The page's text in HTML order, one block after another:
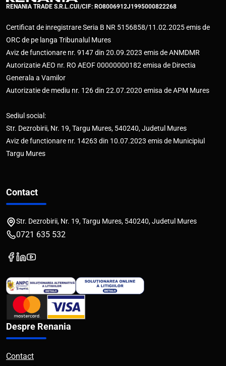
RENANIA TRADE S.R.L.CUI/CIF: RO8006912J1995000822268
Certificat de inregistrare Seria B NR 5156858/11.02.2025 emis de
ORC de pe langa Tribunalul Mures
Aviz de functionare nr. 9147 din 20.09.2023 emis de ANMDMR
Autorizatie AEO nr. RO AEOF 00000000182 emisa de Directia
Generala a Vamilor
Autorizatie de mediu nr. 126 din 22.07.2020 emisa de APM Mures
Sediul social:
Str. Dezrobirii, Nr. 19, Targu Mures, 540240, Judetul Mures
Aviz de functionare nr. 14263 din 10.07.2023 emis de Municipiul
Targu Mures
Contact
Str. Dezrobirii, Nr. 19, Targu Mures, 540240, Judetul Mures
0721 635 532
Despre Renania
Contact